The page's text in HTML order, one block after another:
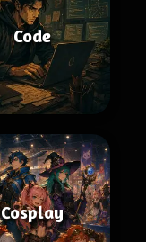
Code
Cosplay